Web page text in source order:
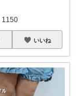
1150
いいね